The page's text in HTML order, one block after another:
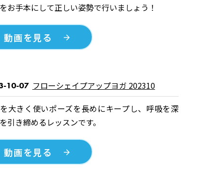
お手本にして正しい姿勢で行いましょう！
動画を見る
10-07 フローシェイプアップヨガ 202310
大きく使いポーズを長めにキープし、呼吸を深
引き締めるレッスンです。
動画を見る